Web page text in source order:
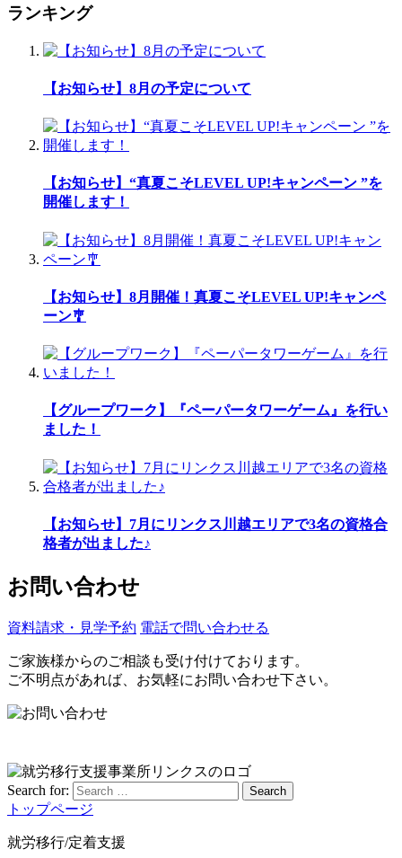
ランキング
【お知らせ】8月の予定について
【お知らせ】“真夏こそLEVEL UP!キャンペーン ”を
開催します！
【お知らせ】8月開催！真夏こそLEVEL UP!キャンペ
ーン🎐
【グループワーク】『ペーパータワーゲーム』を行い
ました！
【お知らせ】7月にリンクス川越エリアで3名の資格合
格者が出ました♪
お問い合わせ
資料請求・見学予約 電話で問い合わせる
ご家族様からのご相談も受け付けております。
ご不明点があれば、お気軽にお問い合わせ下さい。
Search for: Search
トップページ
就労移行/定着支援